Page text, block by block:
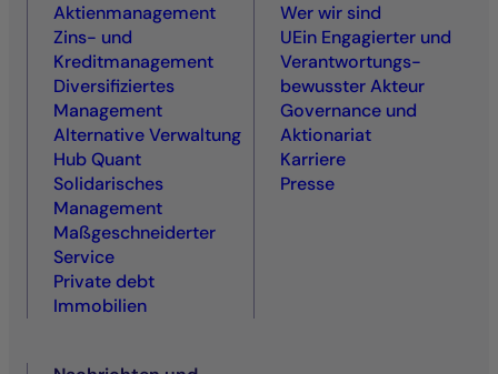
Aktienmanagement
Zins- und
Kreditmanagement
Diversifiziertes
Management
Alternative Verwaltung
Hub Quant
Solidarisches
Management
Maßgeschneiderter
Service
Private debt
Immobilien
Wer wir sind
UEin Engagierter und
Ver­antwortungs­
bewusster Akteur
Governance und
Aktionariat
Karriere
Presse